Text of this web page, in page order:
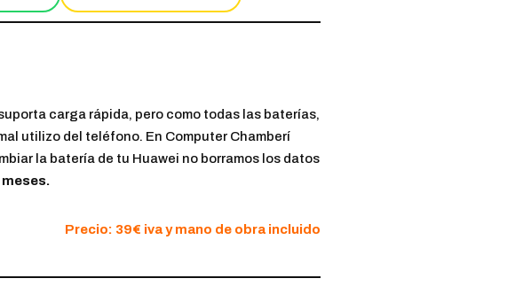
carga rápida, pero como todas las baterías,
utilizo del teléfono. En Computer Chamberí
la batería de tu Huawei no borramos los datos
Precio: 39€ iva y mano de obra incluido